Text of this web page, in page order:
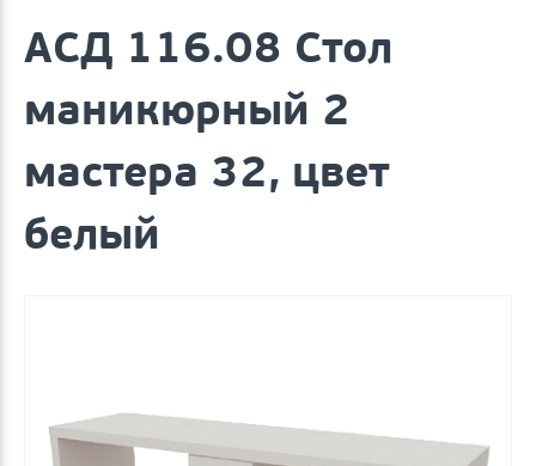
АСД 116.08 Стол
маникюрный 2
мастера 32, цвет
белый